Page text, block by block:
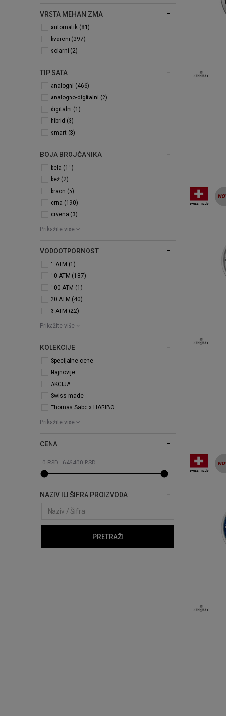
VRSTA MEHANIZMA
automatik (81)
kvarcni (397)
solarni (2)
TIP SATA
analogni (466)
analogno-digitalni (2)
digitalni (1)
hibrid (3)
smart (3)
BOJA BROJČANIKA
bela (11)
bež (2)
braon (5)
crna (190)
crvena (3)
Prikažite više
VODOOTPORNOST
1 ATM (1)
10 ATM (187)
100 ATM (1)
20 ATM (40)
3 ATM (22)
Prikažite više
KOLEKCIJE
Specijalne cene
Najnovije
AKCIJA
Swiss-made
Thomas Sabo x HARIBO
Prikažite više
CENA
NAZIV ILI ŠIFRA PROIZVODA
PRETRAŽI